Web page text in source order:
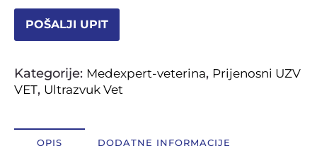
POŠALJI UPIT
Kategorije: Medexpert-veterina, Prijenosni UZV
VET, Ultrazvuk Vet
OPIS DODATNE INFORMACIJE